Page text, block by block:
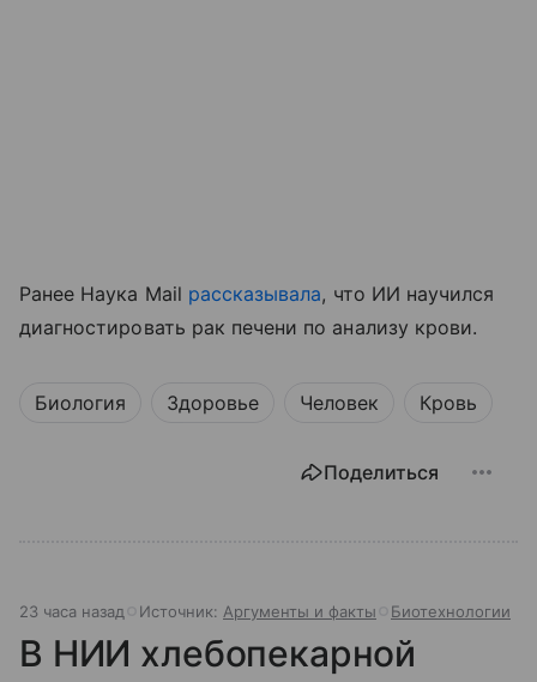
Ранее Наука Mail рассказывала, что ИИ научился
диагностировать рак печени по анализу крови.
Биология Здоровье Человек Кровь
Поделиться
23 часа назад Источник: Аргументы и факты Биотехнологии
В НИИ хлебопекарной